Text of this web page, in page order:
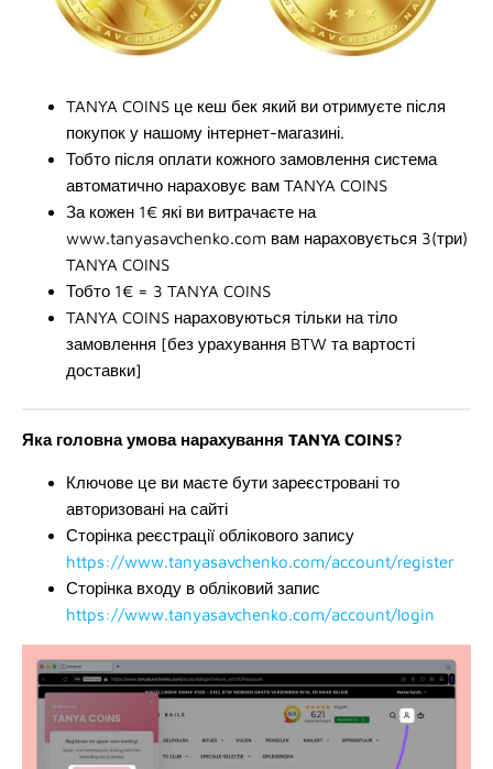
TANYA COINS це кеш бек який ви отримуєте після
покупок у нашому інтернет-магазині.
Тобто після оплати кожного замовлення система
автоматично нараховує вам TANYA COINS
За кожен 1€ які ви витрачаєте на
www.tanyasavchenko.com вам нараховується 3(три)
TANYA COINS
Тобто 1€ = 3 TANYA COINS
TANYA COINS нараховуються тільки на тіло
замовлення [без урахування BTW та вартості
доставки]
Яка головна умова нарахування TANYA COINS?
Ключове це ви маєте бути зареєстровані то
авторизовані на сайті
Сторінка реєстрації облікового запису
https://www.tanyasavchenko.com/account/register
Сторінка входу в обліковий запис
https://www.tanyasavchenko.com/account/login